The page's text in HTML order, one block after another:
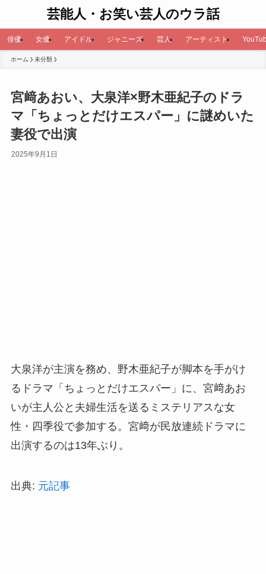
芸能人・お笑い芸人のウラ話
俳優 女優 アイドル ジャニーズ 芸人 アーティスト
ホーム 未分類
宮﨑あおい、大泉洋×野木亜紀子のドラ
マ「ちょっとだけエスパー」に謎めいた
妻役で出演
2025年9月1日
大泉洋が主演を務め、野木亜紀子が脚本を手がけ
るドラマ「ちょっとだけエスパー」に、宮﨑あお
いが主人公と夫婦生活を送るミステリアスな女
性・四季役で参加する。宮﨑が民放連続ドラマに
出演するのは13年ぶり。
出典: 元記事